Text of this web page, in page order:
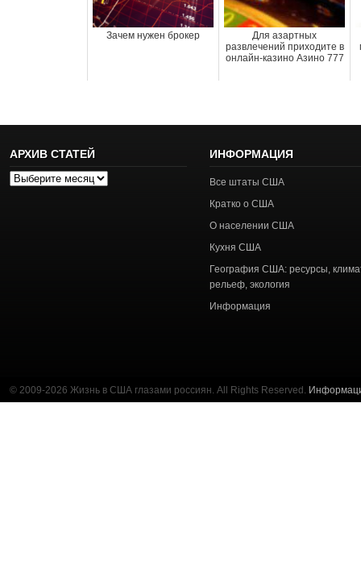
Зачем нужен брокер
Для азартных
развлечений приходите в
онлайн-казино Азино 777
АРХИВ СТАТЕЙ
Архив
ИНФОРМАЦИЯ
Все штаты США
Кратко о США
О населении США
Кухня США
География США: ресурсы,
рельеф, экология
Информация
© 2009-2026 Жизнь в США глазами россиян. All Rights Reserved.